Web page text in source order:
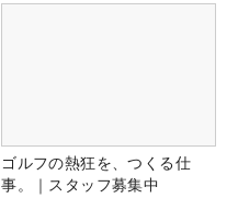
ゴルフの熱狂を、つくる仕
事。｜スタッフ募集中